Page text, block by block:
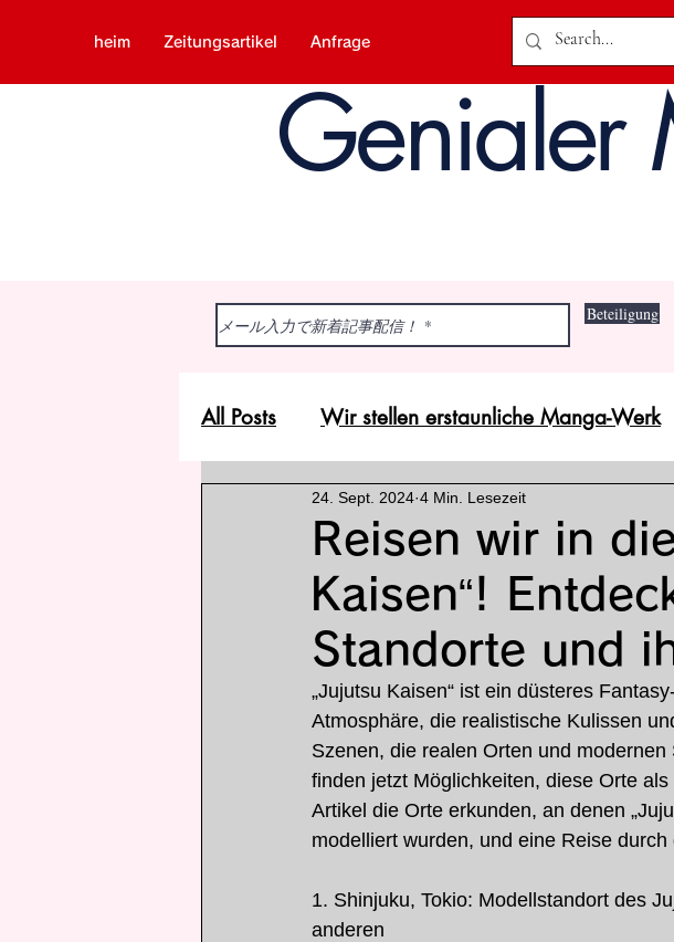
heim Zeitungsartikel Anfrage
Genialer
Beteiligung
All Posts Wir stellen erstaunliche Manga-Werk
Anime comics
ランキング
Reisen wir in
Kaisen“!
Standorte und
24. Sept. 2024 4 Min. Lesezeit
„Jujutsu Kaisen“ ist ein düsteres
Atmosphäre, die realistische Kulissen
Szenen, die realen Orten und
finden jetzt Möglichkeiten, diese Orte
Artikel die Orte erkunden, an denen
modelliert wurden, und eine Reise
1. Shinjuku, Tokio: Modellstandort des
anderen